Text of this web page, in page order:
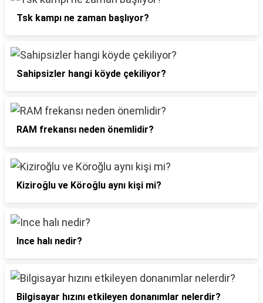
Tsk kampı ne zaman başlıyor?
Sahipsizler hangi köyde çekiliyor?
RAM frekansı neden önemlidir?
Kiziroğlu ve Köroğlu aynı kişi mi?
Ince halı nedir?
Bilgisayar hızını etkileyen donanımlar nelerdir?